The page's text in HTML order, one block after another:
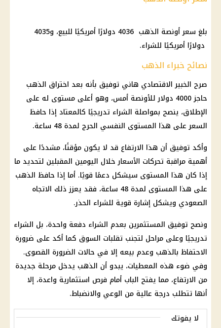
بلغ سعر أونصة الذهب 4036 دولارًا أمريكيًا للبيع، و4035
دولارًا أمريكيًا للشراء.
نصائح خبراء الذهب
صرح الخبير الاقتصادي هاني توفيق بأنه بعد اختراق الذهب
حاجز 4000 دولار للأونصة أمس، وهو أعلى مستوى له على
الإطلاق، ينصح بمواصلة الشراء تدريجيًا كالمعتاد إذا حافظ
السعر على هذا المستوى النفسي الحرج لمدة 48 ساعة.
وأكد توفيق أن هذا الارتفاع قد لا يكون مؤقتًا، مشددًا على
أهمية مراقبة تحركات الأسعار خلال اليومين المقبلين لتحديد ما
إذا كان هذا المستوى سيشكل دعمًا قويًا. أما إذا حافظ الذهب
على هذا المستوى لمدة 48 ساعة، فقد يعزز ذلك الاتجاه
الصعودي ويشكل إشارة قوية للشراء الحذر.
ونصح توفيق المستثمرين بعدم الشراء دفعة واحدة، بل الشراء
تدريجيًا وعلى مراحل لتجنب تقلبات السوق كما أكد على ضرورة
الاحتفاظ بالذهب وعدم بيعه إلا في حالات الضرورة القصوى.
وفي ضوء هذه المعطيات، يبدو أن الذهب يدخل مرحلة جديدة
من الارتفاع، مما يفتح الباب أمام فرص استثمارية واعدة، إلا
أنها تتطلب درجة عالية من الوعي والانضباط.
لا يفوتك